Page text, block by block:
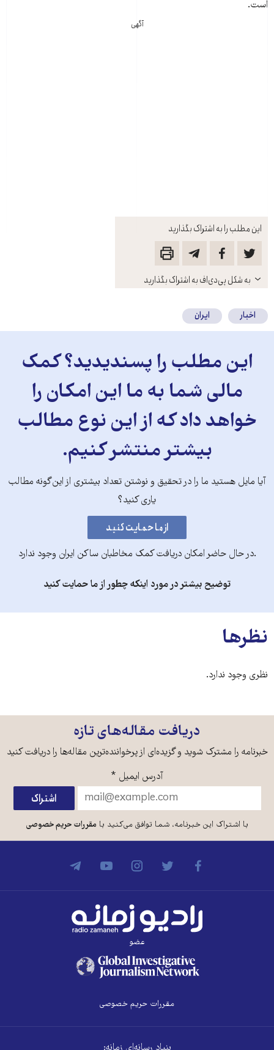
این مطلب را به اشتراک بگذارید
باز
کنید
به شکل پی‌دی‌اف به اشتراک بگذارید
است.
آگهی
اخبار ایران
این مطلب را پسندیدید؟ کمک
مالی شما به ما این امکان را
خواهد داد که از این نوع مطالب
بیشتر منتشر کنیم.
آیا مایل هستید ما را در تحقیق و نوشتن تعداد بیشتری از این‌گونه مطالب
یاری کنید؟
.در حال حاضر امکان دریافت کمک مخاطبان ساکن ایران وجود ندارد
توضیح بیشتر در مورد اینکه چطور از ما حمایت کنید
نظرها
نظری وجود ندارد.
دریافت مقاله‌های تازه
خبرنامه را مشترک شوید و گزیده‌ای از پرخواننده‌ترین مقاله‌ها را دریافت کنید
آدرس ایمیل *
با اشتراک این خبرنامه، شما توافق می‌کنید بامقررات حریم خصوصی
عضو
مقررات حریم خصوصی